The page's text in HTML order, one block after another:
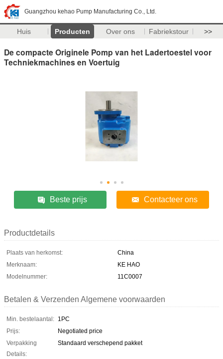
Guangzhou kehao Pump Manufacturing Co., Ltd.
Huis Producten Over ons Fabriekstour >>
De compacte Originele Pomp van het Ladertoestel voor
Techniekmachines en Voertuig
Beste prijs Contacteer ons
Productdetails
Plaats van herkomst:
China
Merknaam:
KE HAO
Modelnummer:
11C0007
Betalen & Verzenden Algemene voorwaarden
Min. bestelaantal: 1PC
Prijs:
Negotiated price
Verpakking
Details:
Standaard verschepend pakket